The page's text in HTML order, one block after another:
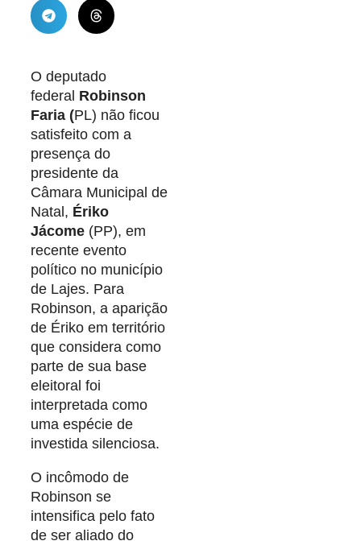
O deputado
federal Robinson
Faria (PL) não ficou
satisfeito com a
presença do
presidente da
Câmara Municipal de
Natal, Ériko
Jácome (PP), em
recente evento
político no município
de Lajes. Para
Robinson, a aparição
de Ériko em território
que considera como
parte de sua base
eleitoral foi
interpretada como
uma espécie de
investida silenciosa.
O incômodo de
Robinson se
intensifica pelo fato
de ser aliado do